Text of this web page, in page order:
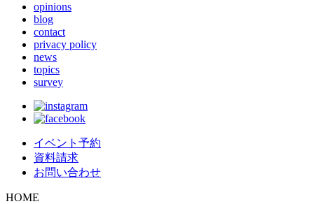
opinions
blog
contact
privacy policy
news
topics
survey
イベント予約
資料請求
お問い合わせ
HOME